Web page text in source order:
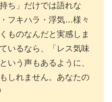
ち」だけでは語れな
フキハラ・浮気…様々
ものなんだと実感しま
いるなら、「レス気味
いう声もあるように、
しれません。あなたの